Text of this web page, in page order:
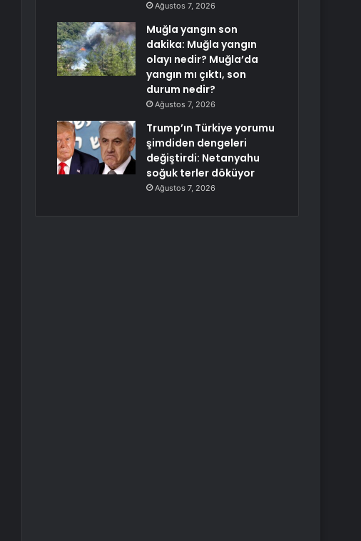
Ağustos 7, 2026
Muğla yangın son
dakika: Muğla yangın
olayı nedir? Muğla’da
yangın mı çıktı, son
durum nedir?
Ağustos 7, 2026
Trump’ın Türkiye yorumu
şimdiden dengeleri
değiştirdi: Netanyahu
soğuk terler döküyor
Ağustos 7, 2026